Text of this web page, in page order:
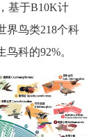
基于B10K计
界鸟类218个科
科的92%。